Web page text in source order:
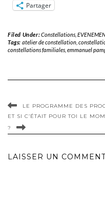
Partager
Filed Under:Constellations,
Tags: atelier de constellation,
constellations familiales emmanuel
LE PROGRAMME DES
ET SI C’ÉTAIT POUR TOI LE
?
LAISSER UN